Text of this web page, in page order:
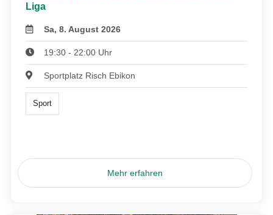
Liga
Sa, 8. August 2026
19:30 - 22:00 Uhr
Sportplatz Risch Ebikon
Sport
Mehr erfahren